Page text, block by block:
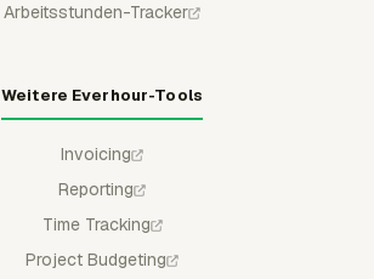
Arbeitsstunden-Tracker
Weitere Everhour-Tools
Invoicing
Reporting
Time Tracking
Project Budgeting